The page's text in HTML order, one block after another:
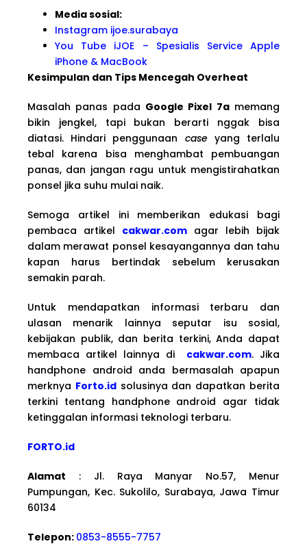
Media sosial:
Instagram ijoe.surabaya
You Tube iJOE – Spesialis Service Apple
iPhone & MacBook
Kesimpulan dan Tips Mencegah Overheat
Masalah panas pada Google Pixel 7amemang
bikin jengkel, tapi bukan berarti nggak bisa
diatasi. Hindari penggunaan caseyang terlalu
tebal karena bisa menghambat pembuangan
panas, dan jangan ragu untuk mengistirahatkan
ponsel jika suhu mulai naik.
Semoga artikel ini memberikan edukasi bagi
pembaca artikel cakwar.com agar lebih bijak
dalam merawat ponsel kesayangannya dan tahu
kapan harus bertindak sebelum kerusakan
semakin parah.
Untuk mendapatkan informasi terbaru dan
ulasan menarik lainnya seputar isu sosial,
kebijakan publik, dan berita terkini, Anda dapat
membaca artikel lainnya di cakwar.com. Jika
handphone android anda bermasalah apapun
merknya Forto.idsolusinya dan dapatkan berita
terkini tentang handphone android agar tidak
ketinggalan informasi teknologi terbaru.
FORTO.id
Alamat : Jl. Raya Manyar No.57, Menur
Pumpungan, Kec. Sukolilo, Surabaya, Jawa Timur
60134
Telepon: 0853-8555-7757